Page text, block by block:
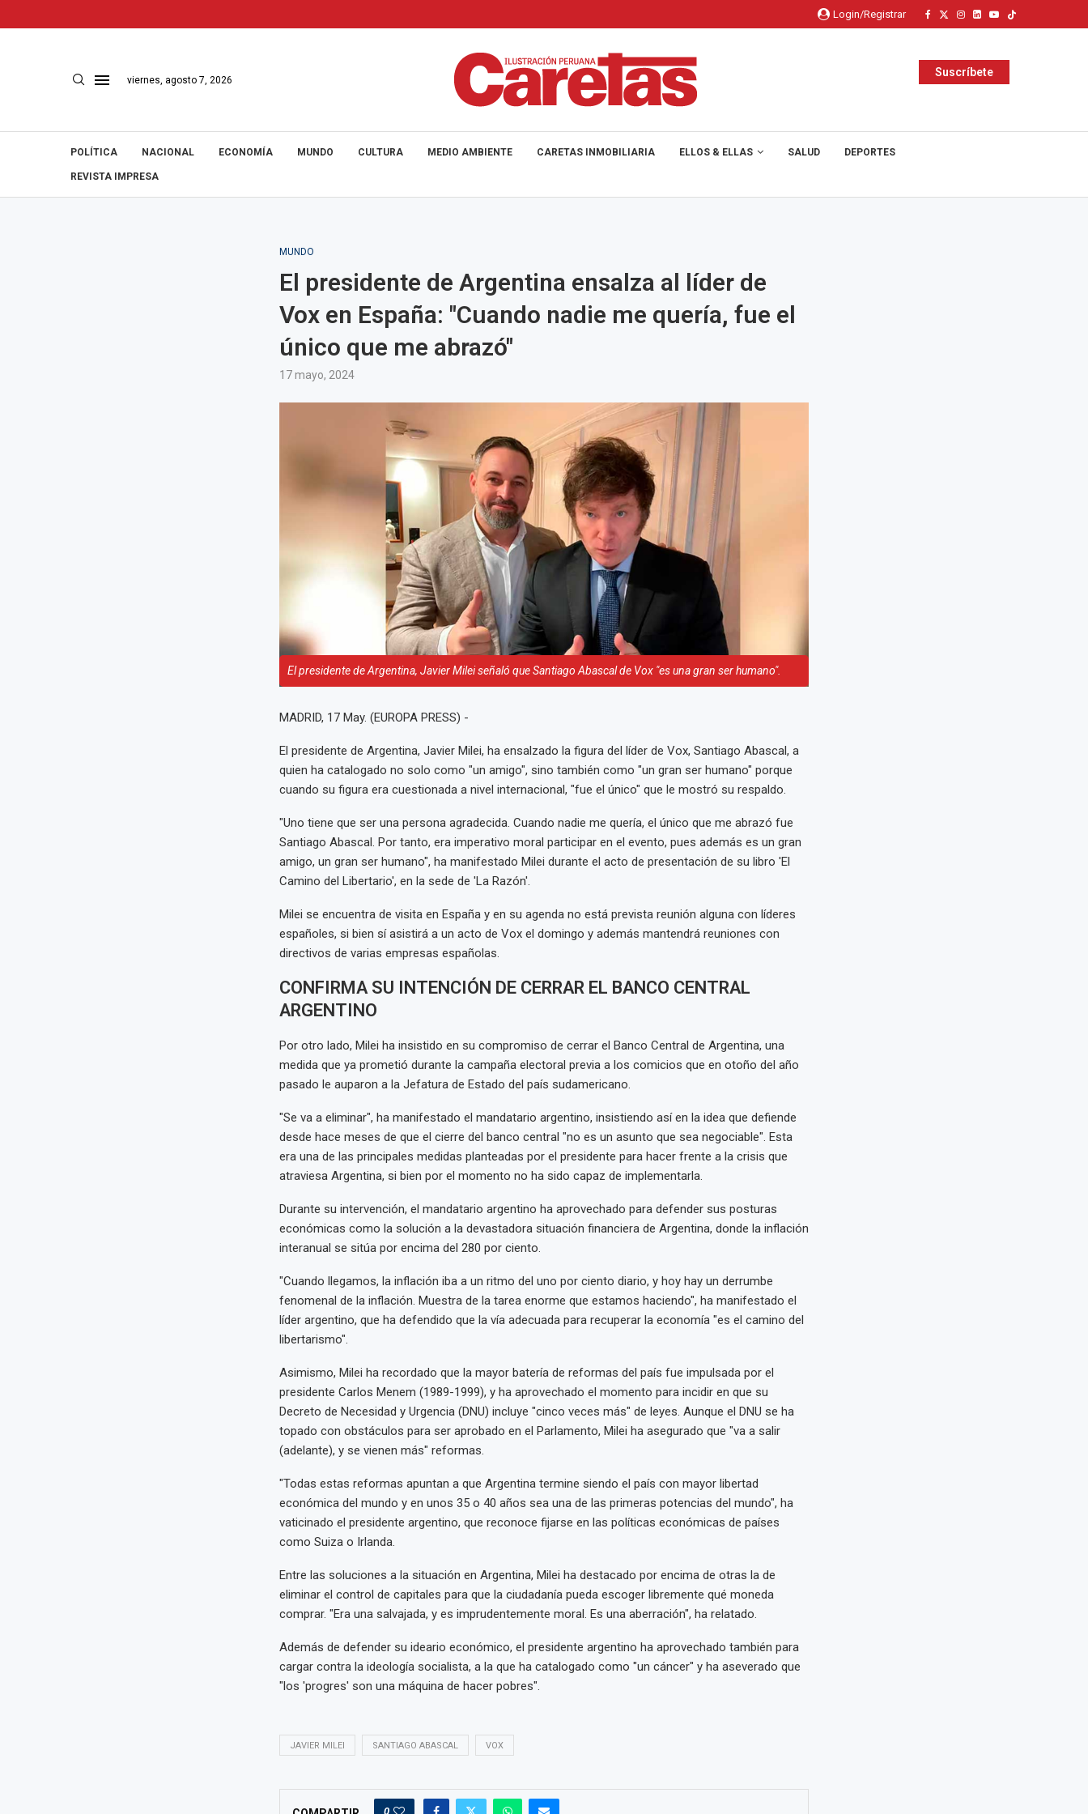
Login/Registrar
viernes, agosto 7, 2026
Suscríbete
POLÍTICA NACIONAL ECONOMÍA MUNDO CULTURA MEDIO AMBIENTE CARETAS INMOBILIARIA ELLOS & ELLAS SALUD DEPORTES
REVISTA IMPRESA
MUNDO
El presidente de Argentina ensalza al líder de
Vox en España: "Cuando nadie me quería, fue el
único que me abrazó"
17 mayo, 2024
El presidente de Argentina, Javier Milei señaló que Santiago Abascal de Vox "es una gran ser humano".
MADRID, 17 May. (EUROPA PRESS) -
El presidente de Argentina, Javier Milei, ha ensalzado la figura del líder de Vox, Santiago Abascal, a
quien ha catalogado no solo como "un amigo", sino también como "un gran ser humano" porque
cuando su figura era cuestionada a nivel internacional, "fue el único" que le mostró su respaldo.
"Uno tiene que ser una persona agradecida. Cuando nadie me quería, el único que me abrazó fue
Santiago Abascal. Por tanto, era imperativo moral participar en el evento, pues además es un gran
amigo, un gran ser humano", ha manifestado Milei durante el acto de presentación de su libro 'El
Camino del Libertario', en la sede de 'La Razón'.
Milei se encuentra de visita en España y en su agenda no está prevista reunión alguna con líderes
españoles, si bien sí asistirá a un acto de Vox el domingo y además mantendrá reuniones con
directivos de varias empresas españolas.
CONFIRMA SU INTENCIÓN DE CERRAR EL BANCO CENTRAL
ARGENTINO
Por otro lado, Milei ha insistido en su compromiso de cerrar el Banco Central de Argentina, una
medida que ya prometió durante la campaña electoral previa a los comicios que en otoño del año
pasado le auparon a la Jefatura de Estado del país sudamericano.
"Se va a eliminar", ha manifestado el mandatario argentino, insistiendo así en la idea que defiende
desde hace meses de que el cierre del banco central "no es un asunto que sea negociable". Esta
era una de las principales medidas planteadas por el presidente para hacer frente a la crisis que
atraviesa Argentina, si bien por el momento no ha sido capaz de implementarla.
Durante su intervención, el mandatario argentino ha aprovechado para defender sus posturas
económicas como la solución a la devastadora situación financiera de Argentina, donde la inflación
interanual se sitúa por encima del 280 por ciento.
"Cuando llegamos, la inflación iba a un ritmo del uno por ciento diario, y hoy hay un derrumbe
fenomenal de la inflación. Muestra de la tarea enorme que estamos haciendo", ha manifestado el
líder argentino, que ha defendido que la vía adecuada para recuperar la economía "es el camino del
libertarismo".
Asimismo, Milei ha recordado que la mayor batería de reformas del país fue impulsada por el
presidente Carlos Menem (1989-1999), y ha aprovechado el momento para incidir en que su
Decreto de Necesidad y Urgencia (DNU) incluye "cinco veces más" de leyes. Aunque el DNU se ha
topado con obstáculos para ser aprobado en el Parlamento, Milei ha asegurado que "va a salir
(adelante), y se vienen más" reformas.
"Todas estas reformas apuntan a que Argentina termine siendo el país con mayor libertad
económica del mundo y en unos 35 o 40 años sea una de las primeras potencias del mundo", ha
vaticinado el presidente argentino, que reconoce fijarse en las políticas económicas de países
como Suiza o Irlanda.
Entre las soluciones a la situación en Argentina, Milei ha destacado por encima de otras la de
eliminar el control de capitales para que la ciudadanía pueda escoger libremente qué moneda
comprar. "Era una salvajada, y es imprudentemente moral. Es una aberración", ha relatado.
Además de defender su ideario económico, el presidente argentino ha aprovechado también para
cargar contra la ideología socialista, a la que ha catalogado como "un cáncer" y ha aseverado que
"los 'progres' son una máquina de hacer pobres".
JAVIER MILEI SANTIAGO ABASCAL VOX
0